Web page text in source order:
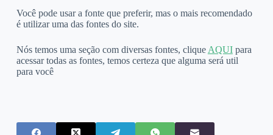
Você pode usar a fonte que preferir, mas o mais recomendado
é utilizar uma das fontes do site.
Nós temos uma seção com diversas fontes, clique AQUIpara
acessar todas as fontes, temos certeza que alguma será util
para você